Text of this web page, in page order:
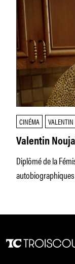
CINÉMA
Valentin
Diplômé de la